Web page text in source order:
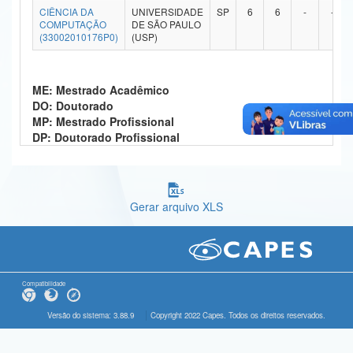
Ministério da Ciência, Tecnologia, Inovações e Comunicações
Ministério do Meio Ambiente
Ministério do Desenvolvimento Regional
Controladoria-Geral da União
Gabinete de Segurança Institucional
Advocacia-Geral da União
CIÊNCIA DA
COMPUTAÇÃO
(33002010176P0)
UNIVERSIDADE
DE SÃO PAULO
(USP)
SP 6 6 - -
ME: Mestrado Acadêmico
DO: Doutorado
MP: Mestrado Profissional
DP: Doutorado Profissional
Gerar arquivo XLS
Compatibilidade
Versão do sistema: 3.88.9 Copyright 2022 Capes. Todos os direitos reservados.